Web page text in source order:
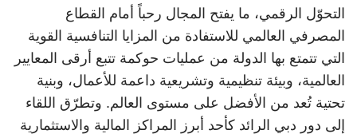
التحوّل الرقمي، ما يفتح المجال رحباً أمام القطاع
المصرفي العالمي للاستفادة من المزايا التنافسية القوية
التي تتمتع بها الدولة من عمليات حوكمة تتبع أرقى المعايير
العالمية، وبيئة تنظيمية وتشريعية داعمة للأعمال، وبنية
تحتية تُعد من الأفضل على مستوى العالم. وتطرّق اللقاء
إلى دور دبي الرائد كأحد أبرز المراكز المالية والاستثمارية